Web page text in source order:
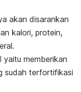
akan disarankan
kalori, protein,
yaitu memberikan
sudah terfortifikasi